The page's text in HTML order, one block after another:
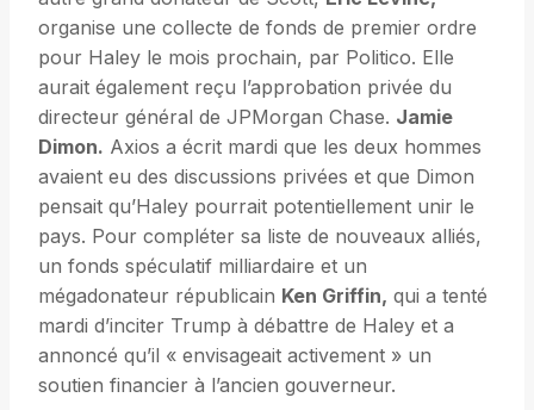
organise une collecte de fonds de premier ordre
pour Haley le mois prochain, par Politico. Elle
aurait également reçu l’approbation privée du
directeur général de JPMorgan Chase. Jamie
Dimon. Axios a écrit mardi que les deux hommes
avaient eu des discussions privées et que Dimon
pensait qu’Haley pourrait potentiellement unir le
pays. Pour compléter sa liste de nouveaux alliés,
un fonds spéculatif milliardaire et un
mégadonateur républicain Ken Griffin, qui a tenté
mardi d’inciter Trump à débattre de Haley et a
annoncé qu’il « envisageait activement » un
soutien financier à l’ancien gouverneur.